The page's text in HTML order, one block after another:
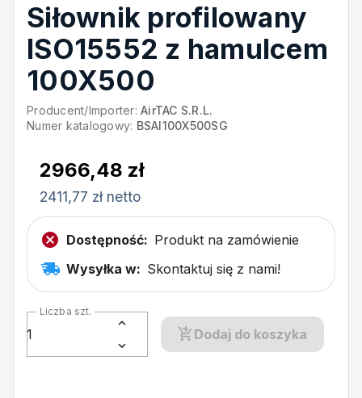
Siłownik profilowany
ISO15552 z hamulcem
100X500
Producent/Importer: AirTAC S.R.L.
Numer katalogowy: BSAI100X500SG
2966,48 zł
2411,77 zł netto
Dostępność: Produkt na zamówienie
Wysyłka w: Skontaktuj się z nami!
Liczba szt.
Dodaj do koszyka